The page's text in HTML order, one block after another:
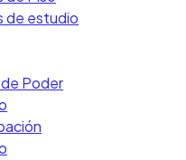
de estudio
Poder